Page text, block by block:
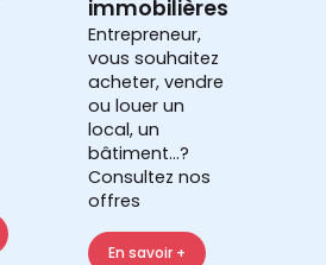
immobilières
Entrepreneur,
vous souhaitez
acheter, vendre
ou louer un
local, un
bâtiment...?
Consultez nos
offres
En savoir +